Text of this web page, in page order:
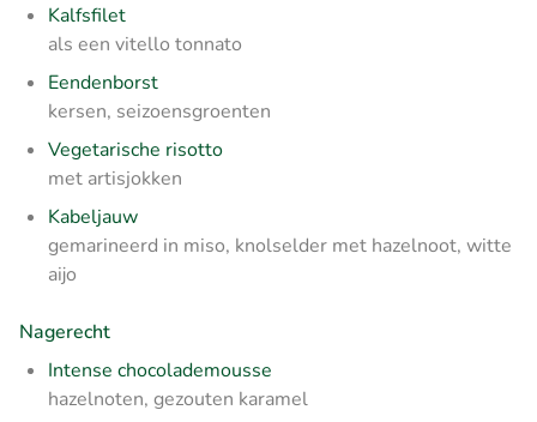
Kalfsfilet
als een vitello tonnato
Eendenborst
kersen, seizoensgroenten
Vegetarische risotto
met artisjokken
Kabeljauw
gemarineerd in miso, knolselder met hazelnoot, witte
aijo
Nagerecht
Intense chocolademousse
hazelnoten, gezouten karamel